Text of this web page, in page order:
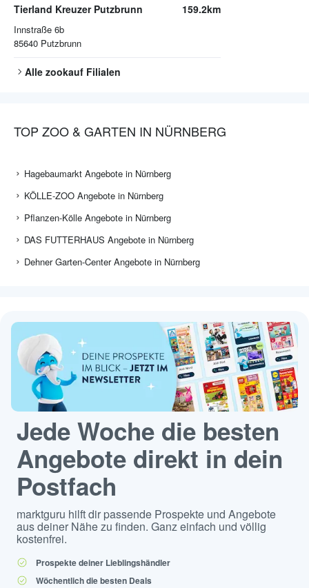
Tierland Kreuzer Putzbrunn
Innstraße 6b
85640 Putzbrunn
159.2km
Alle zookauf Filialen
TOP ZOO & GARTEN IN NÜRNBERG
Hagebaumarkt Angebote in Nürnberg
KÖLLE-ZOO Angebote in Nürnberg
Pflanzen-Kölle Angebote in Nürnberg
DAS FUTTERHAUS Angebote in Nürnberg
Dehner Garten-Center Angebote in Nürnberg
Jede Woche die besten
Angebote direkt in dein
Postfach
marktguru hilft dir passende Prospekte und Angebote
aus deiner Nähe zu finden. Ganz einfach und völlig
kostenfrei.
Prospekte deiner Lieblingshändler
Wöchentlich die besten Deals